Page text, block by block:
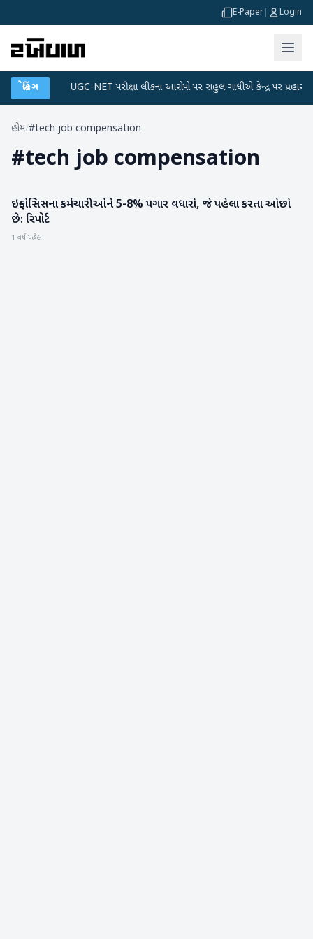
E-Paper Login
બ્રેકિંગ
પ્લાન UGC-NET પરીક્ષા લીકના આરોપો પર રાહુલ ગાંધીએ કેન્દ્ર પર પ્રહાર કર્યા
હોમ/#tech job compensation
#tech job compensation
બિઝનેસ
ઇન્ફોસિસના કર્મચારીઓને 5-8% પગાર વધારો, જે પહેલા કરતા ઓછો
છે: રિપોર્ટ
1 વર્ષ પહેલા